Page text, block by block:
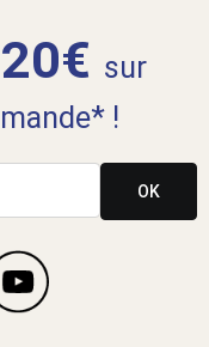
sur
!
OK